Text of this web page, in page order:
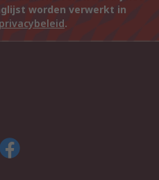
worden verwerkt in
privacybeleid.